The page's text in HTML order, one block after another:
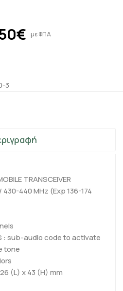
με ΦΠΑ
3
TRANSCEIVER
430-440 MHz (Exp 136-174
: sub-audio code to activate
tone
(L) x 43 (H) mm